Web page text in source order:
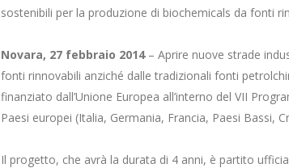
sostenibili per la produzione di biochemicals da fonti
Novara, 27 febbraio 2014– Aprire nuove strade
fonti rinnovabili anziché dalle tradizionali fonti
finanziato dall’Unione Europea all’interno del VII
Paesi europei (Italia, Germania, Francia, Paesi Bassi,
Il progetto, che avrà la durata di 4 anni, è partito